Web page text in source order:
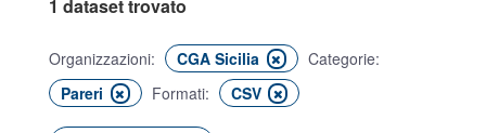
1 dataset trovato
Organizzazioni: CGA Sicilia
Categorie:
Pareri
Formati: CSV